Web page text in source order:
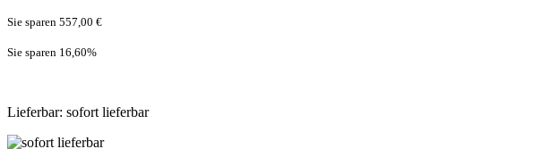
Sie sparen 557,00 €
Sie sparen 16,60%
Lieferbar: sofort lieferbar